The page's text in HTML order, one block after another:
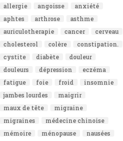
allergie angoisse
anxiété
aphtes
arthrose
asthme
auriculotherapie
cancer
cerveau
cholesterol
colère
constipation.
cystite
diabète
douleur
douleurs
dépression
eczéma
fatigue
foie froid
insomnie
jambes lourdes
maigrir
maux de tête
migraine
migraines
médecine chinoise
mémoire
ménopause
nausées